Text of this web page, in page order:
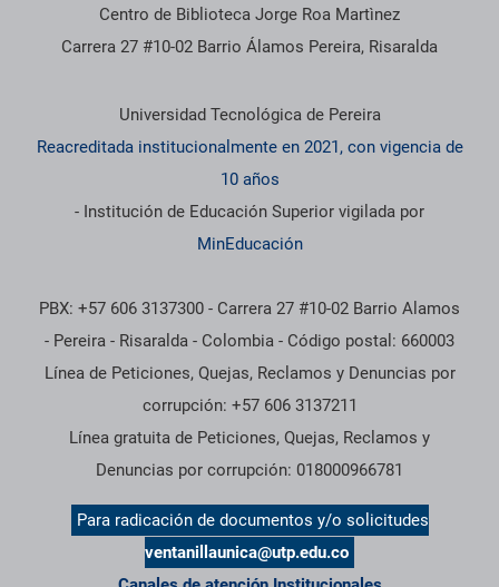
Centro de Biblioteca Jorge Roa Martìnez
Carrera 27 #10-02 Barrio Álamos Pereira, Risaralda
Información institucional
Universidad Tecnológica de Pereira
Reacreditada institucionalmente en 2021, con vigencia de
10 años
- Institución de Educación Superior vigilada por
MinEducación
PBX: +57 606 3137300 - Carrera 27 #10-02 Barrio Alamos
- Pereira - Risaralda - Colombia - Código postal: 660003
Línea de Peticiones, Quejas, Reclamos y Denuncias por
corrupción: +57 606 3137211
Línea gratuita de Peticiones, Quejas, Reclamos y
Denuncias por corrupción: 018000966781
Para radicación de documentos y/o solicitudes
ventanillaunica@utp.edu.co